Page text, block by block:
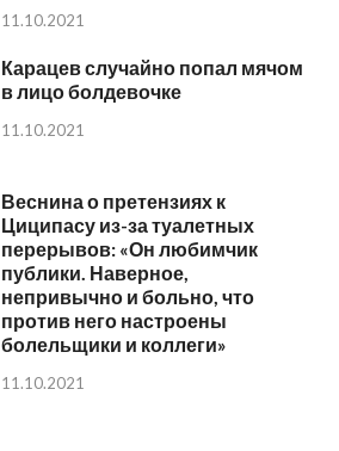
11.10.2021
Карацев случайно попал мячом
в лицо болдевочке
11.10.2021
Веснина о претензиях к
Циципасу из-за туалетных
перерывов: «Он любимчик
публики. Наверное,
непривычно и больно, что
против него настроены
болельщики и коллеги»
11.10.2021